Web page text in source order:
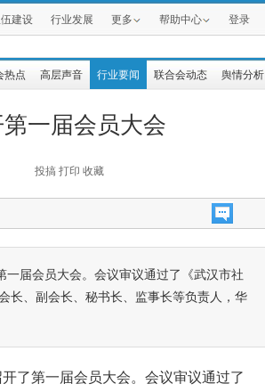
伍建设 行业发展 更多 帮助中心 登录
热点 高层声音 行业要闻 联合会动态 舆情分析
一届会员大会
投搞 打印 收藏
届会员大会。会议审议通过了《武汉市社
长、副会长、秘书长、监事长等负责人，华
了第一届会员大会。会议审议通过了